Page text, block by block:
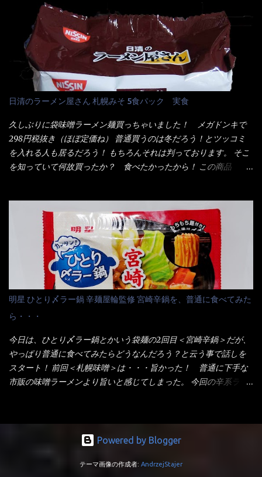
油脂、植物性たん白、食塩、とろろ芋、卵白)、かやく(小えびてん
ぷら)、添付調味料(砂糖、食塩、しょうゆ、魚介エキス、たん白加
水分解物、ねぎ、香辛料、 植物油 、香味油脂)／加工でん粉、調味
料(アミノ酸等)、炭酸カルシウム、カラメル色素、リン酸塩
(Na)、増粘多糖類、レシチン、酸化防止剤(ビタミンE)、クチナシ
色素、香料、ベニコウジ色素、ビタミンB2、ビタミンB1、香辛料
抽出物、(一部にえび・小麦・そば・卵・ さば ・大豆・豚肉・やま
いも・ゼラチンを含む) 材料から見れば、緑のたぬきの方が蒲鉾が
入っている！ あの半円形のヤツね！ それとカロチン色素・・・
さば！？ さばって鯖か？？ サバ読んでないか？？ ■カロリー
比較 緑のたぬき ...
いつきました。 見た目は、炎のシルエットが辛さを醸し出してい
る・・・ でもパッケージに惑わされてはいけない！！ 私はペ
ヤングの【獄激辛焼きそば】を完食した漢だ。 その後の獄激辛カ
レーもな！ 今回、カップヌードル激辛味噌はカップに敢えて辛
さレベルが記載されている。 それはレベル5！ 日清としては最上
位の辛さと云っている訳だ。 昨年モデルも食べてはいるけど、1年
も経つと記憶の彼方に・・・いや歳だから記憶力が、どうのこう
のではない。 記憶に残るだけのインパクトに欠けている商品と
云う事（当時） 開封すると・・・ 小袋なんてありゃしない！ カ
ップヌードルは基本蓋開けて、熱湯を注ぐだけで出来る！それが
デビュー時からの最大のポイント。 だから粉末スープの具も全
部カップの中でカオス状態。 これ特に縦型Bigカップだと、スー
りました～ 熱湯によりカップ内に対流が起こり、表層が泡立っ
ている～ 隣に用意したのが、ホワイトカップ丼型です。 こちら
へ内容物を全て移すのと同時に、スープも満遍なく全体に行き渡
させる。 箸で麺から移動させ、具とスープは最後に移すとこうな
りました。 良い感じではないか！ やはり一部粉末スープが縦型
カップの壁面に残っていたので、ぜーんぶ箸等で落としてホワイ
トカップへ。 まずは麺を見ると、カップヌードルとしては太く平
打ちで縮れてます。 ■蒙古タンメン中本の麺 蒙古タンメンの方
は、やはり太く平打ちですが麺の厚みがあるような・・・ 食感
は、どちらも柔らかいと感じは同じ。 湯に戻りやすい特性が強
いのね。 箸で持ち上げた状態は・・・ ■カップヌードル激辛味噌 ■
蒙古タンメン中本カップ どちらも箸で持ち上げた感じは、重
い！ そう湯を吸って伸びたような麺と云っていいかもしれな
い。 多分麺は、厚みとストレートか...
日清のラーメン屋さん 札幌みそ 5食パック 実食
久しぶりに袋味噌ラーメン麺買っちゃいました！ メガドンキで
298円税抜き（ほぼ定価ね） 普通買うのは冬だろう！とツッコミ
を入れる人も居るだろう！ もちろんそれは判っております。 そこ
を知っていて何故買ったか？ 食べたかったから！ この商品
てみないといけないじゃん！（知るのが遅い） リニューアル前の
は食べた事あるのよ！でもここ数年は、カップ麺の方が話題性も
品揃えも上じゃん！ だって話題性の無いのを食べても・・・しょ
うが無いじゃん！ 日本で話題性が無いのに、外国の人には尚更ね
ぇ～ 袋麺と云えば【サッポロ一番】と云われる程だが、10年位前
に革新的な袋麺が出た！ それは『マルちゃん正麺』と云われる商
品！！ 生麺感覚～と大御所俳優の役所広司を起用したCMで一躍
有名になりTOPに・・・その後ライバルとして日清から【ラ王】
がリリース！つまり今回の【日清のラーメン屋さん】は、袋麺と
しては廉価版のポジション・・・ 事実ラ王は、HPでは別扱い！
本品なんか出前一丁などと一緒くたの扱い。 袋麺はスープは粉末
スープが主流でしょう！？だから味は・・・イマイチ（小生感
覚）と云うのが評価です。 正直現在のインスタント麺では、最先
ヨ～ でも熊が＼買ってね！／と泣いているから・・・買いまし
た。 それじゃ～食べましょうか！ トッピングは生憎とモヤシの
在庫が無いため・・・キャベツだ！鍋に湯を沸かしキャベツをボ
明星 ひとり〆ラー鍋 辛麺屋輪監修 宮崎辛鍋を、普通に食べてみた
ら・・・
今日は、ひとり〆ラー鍋とかいう袋麺の2回目＜宮崎辛鍋＞だが、
やっぱり普通に食べてみたらどうなんだろう？と云う事で話しを
スタート！ 前回＜札幌味噌＞は・・・旨かった！ 普通に下手な
市販の味噌ラーメンより旨いと感じてしまった。 今回の辛系ラー
おひとり用鍋の素です。辛麺屋輪をイメージした唐辛子の辛みと
旨みが染み出たスープに鍋によく合う麺が付いて〆まで楽しめま
が溶け出たスープと、麺にからむ粗い唐辛子がくせになる味わ
Powered by Blogger
テーマ画像の作成者: AndrzejStajer